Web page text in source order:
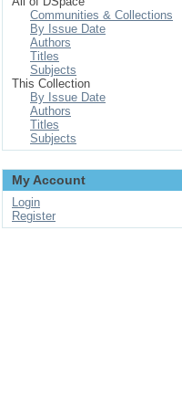
Communities & Collections
By Issue Date
Authors
Titles
Subjects
This Collection
By Issue Date
Authors
Titles
Subjects
My Account
Login
Register